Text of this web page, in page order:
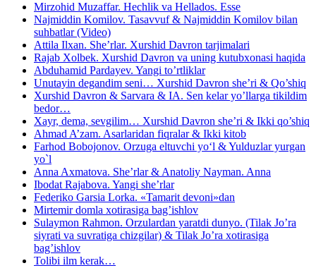
Mirzohid Muzaffar. Hechlik va Hellados. Esse
Najmiddin Komilov. Tasavvuf & Najmiddin Komilov bilan
suhbatlar (Video)
Attila Ilxan. She’rlar. Xurshid Davron tarjimalari
Rajab Xolbek. Xurshid Davron va uning kutubxonasi haqida
Abduhamid Pardayev. Yangi to’rtliklar
Unutayin degandim seni… Xurshid Davron she’ri & Qo’shiq
Xurshid Davron & Sarvara & IA. Sen kelar yo’llarga tikildim
bedor…
Xayr, dema, sevgilim… Xurshid Davron she’ri & Ikki qo’shiq
Ahmad A’zam. Asarlaridan fiqralar & Ikki kitob
Farhod Bobojonov. Orzuga eltuvchi yo‘l & Yulduzlar yurgan
yo`l
Anna Axmatova. She’rlar & Anatoliy Nayman. Anna
Ibodat Rajabova. Yangi she’rlar
Federiko Garsia Lorka. «Tamarit devoni»dan
Mirtemir domla xotirasiga bag’ishlov
Sulaymon Rahmon. Orzulardan yaratdi dunyo. (Tilak Jo’ra
siyrati va suvratiga chizgilar) & Tilak Jo’ra xotirasiga
bag’ishlov
Tolibi ilm kerak…